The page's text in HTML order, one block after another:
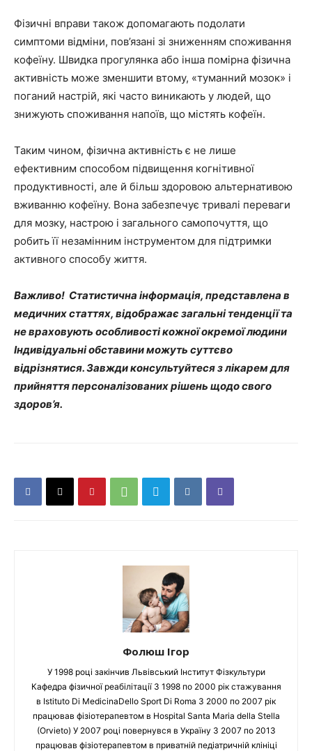
Фізичні вправи також допомагають подолати
симптоми відміни, пов’язані зі зниженням споживання
кофеїну. Швидка прогулянка або інша помірна фізична
активність може зменшити втому, «туманний мозок» і
поганий настрій, які часто виникають у людей, що
знижують споживання напоїв, що містять кофеїн.
Таким чином, фізична активність є не лише
ефективним способом підвищення когнітивної
продуктивності, але й більш здоровою альтернативою
вживанню кофеїну. Вона забезпечує тривалі переваги
для мозку, настрою і загального самопочуття, що
робить її незамінним інструментом для підтримки
активного способу життя.
Важливо! Статистична інформація, представлена в
медичних статтях, відображає загальні тенденції та
не враховують особливості кожної окремої людини
Індивідуальні обставини можуть суттєво
відрізнятися. Завжди консультуйтеся з лікарем для
прийняття персоналізованих рішень щодо свого
здоров’я.
Фолюш Ігор
У 1998 році закінчив Львівський Інститут Фізкультури
Кафедра фізичної реабілітації З 1998 по 2000 рік стажування
в Istituto Di MedicinaDello Sport Di Roma З 2000 по 2007 рік
працював фізіотерапевтом в Hospital Santa Maria della Stella
(Orvieto) У 2007 році повернувся в Україну З 2007 по 2013
працював фізіотерапевтом в приватній педіатричній клініці